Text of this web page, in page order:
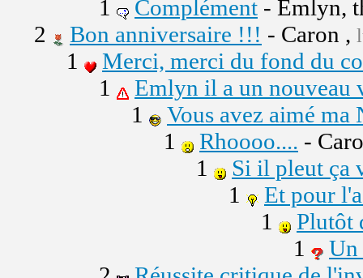
1 Complément - Emlyn,
2
Bon anniversaire !!! - Caron ,
1
Merci, merci du fond du
1
Emlyn il a un nouveau
1
Vous avez aimé
1
Rhoooo.... -
1
Si il pleut ça
1
Et pour
1
Plutôt
1
Un